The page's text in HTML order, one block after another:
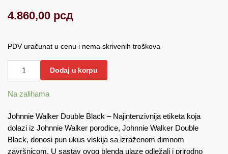
4.860,00 рсд
PDV uračunat u cenu i nema skrivenih troškova
Johnnie
Double
0.70
količina
Dodaj u korpu
Na zalihama
Johnnie Walker Double Black – Najintenzivnija etiketa koja
dolazi iz Johnnie Walker porodice, Johnnie Walker Double
Black, donosi pun ukus viskija sa izraženom dimnom
završnicom. U sastav ovog blenda ulaze odležali i prirodno